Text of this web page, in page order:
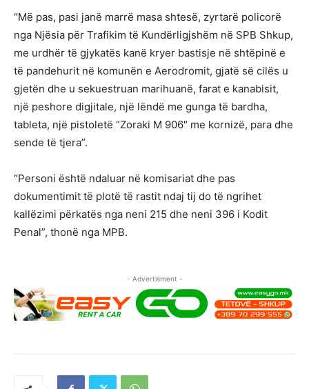
“Më pas, pasi janë marrë masa shtesë, zyrtarë policorë
nga Njësia për Trafikim të Kundërligjshëm në SPB Shkup,
me urdhër të gjykatës kanë kryer bastisje në shtëpinë e
të pandehurit në komunën e Aerodromit, gjatë së cilës u
gjetën dhe u sekuestruan marihuanë, farat e kanabisit,
një peshore digjitale, një lëndë me gunga të bardha,
tableta, një pistoletë “Zoraki M 906″ me kornizë, para dhe
sende të tjera”.
“Personi është ndaluar në komisariat dhe pas
dokumentimit të plotë të rastit ndaj tij do të ngrihet
kallëzimi përkatës nga neni 215 dhe neni 396 i Kodit
Penal”, thonë nga MPB.
- Advertisment -